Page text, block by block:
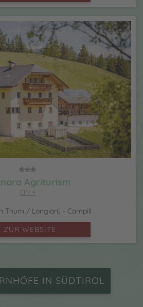
Agriturism
CIN +
Thurn / Longiarü - Campill
ZUR WEBSITE
IN SÜDTIROL